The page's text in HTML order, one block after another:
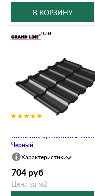
В КОРЗИНУ
Kvinta Uno 0,5 Satin RAL 9005
Черный
В наличии
Характеристики
704 руб
Цена за м2